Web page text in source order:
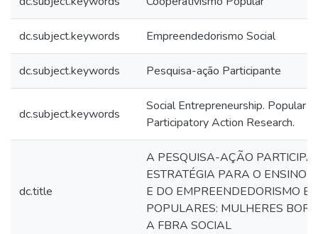
dc.subject.keywords Empreendedorismo Social
dc.subject.keywords Pesquisa-ação Participante
dc.subject.keywords
Social Entrepreneurship. Popular
Participatory Action Research.
dc.title
A PESQUISA-AÇÃO
ESTRATÉGIA PARA O ENSINO
E DO EMPREENDEDORISMO
POPULARES: MULHERES
A FBRA SOCIAL